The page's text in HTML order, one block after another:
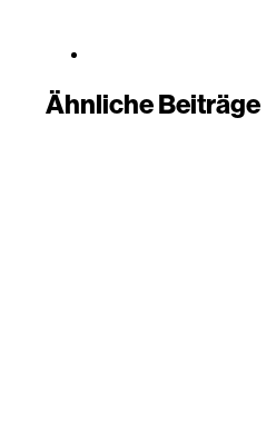
Ähnliche Beiträge